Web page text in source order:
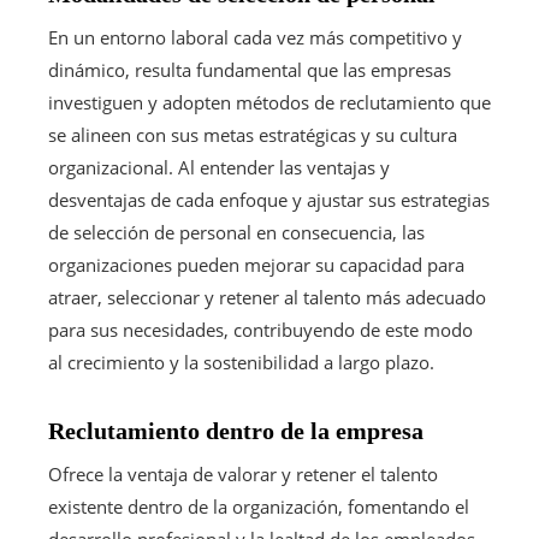
En un entorno laboral cada vez más competitivo y
dinámico, resulta fundamental que las empresas
investiguen y adopten métodos de reclutamiento que
se alineen con sus metas estratégicas y su cultura
organizacional. Al entender las ventajas y
desventajas de cada enfoque y ajustar sus estrategias
de selección de personal en consecuencia, las
organizaciones pueden mejorar su capacidad para
atraer, seleccionar y retener al talento más adecuado
para sus necesidades, contribuyendo de este modo
al crecimiento y la sostenibilidad a largo plazo.
Reclutamiento dentro de la empresa
Ofrece la ventaja de valorar y retener el talento
existente dentro de la organización, fomentando el